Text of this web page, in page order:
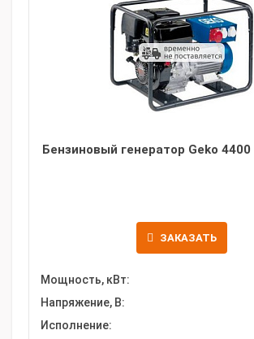
Бензиновый генератор Geko 4400
ЗАКАЗАТЬ
Мощность, кВт:
Напряжение, В:
Исполнение: